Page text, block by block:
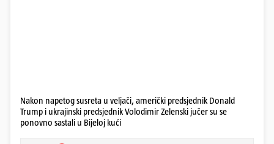
Nakon napetog susreta u veljači, američki predsjednik Donald
Trump i ukrajinski predsjednik Volodimir Zelenski jučer su se
ponovno sastali u Bijeloj kući